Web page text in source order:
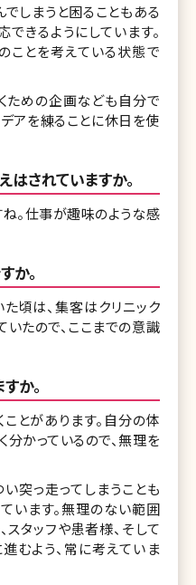
しまうと困ることもある
できるようにしています。
ことを考えている状態で
ための企画なども自分で
アを練ることに休日を使
はされていますか。
。仕事が趣味のような感
か。
頃は、集客はクリニック
いたので、ここまでの意識
か。
とがあります。自分の体
かっているので、無理を
突っ走ってしまうことも
います。無理のない範囲
タッフや患者様、そして
むよう、常に考えていま